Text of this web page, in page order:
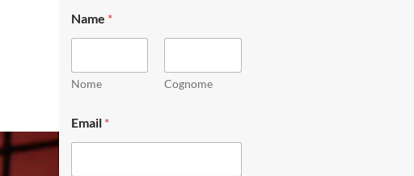
m
a
l
N
e
*
Name *
Nome Cognome
Email *